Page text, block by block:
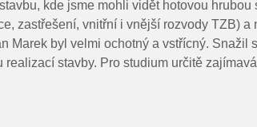
kde jsme mohli vidět hotovou hrubou
zastřešení, vnitřní i vnější rozvody TZB) a
Marek byl velmi ochotný a vstřícný. Snažil
stavby. Pro studium určitě